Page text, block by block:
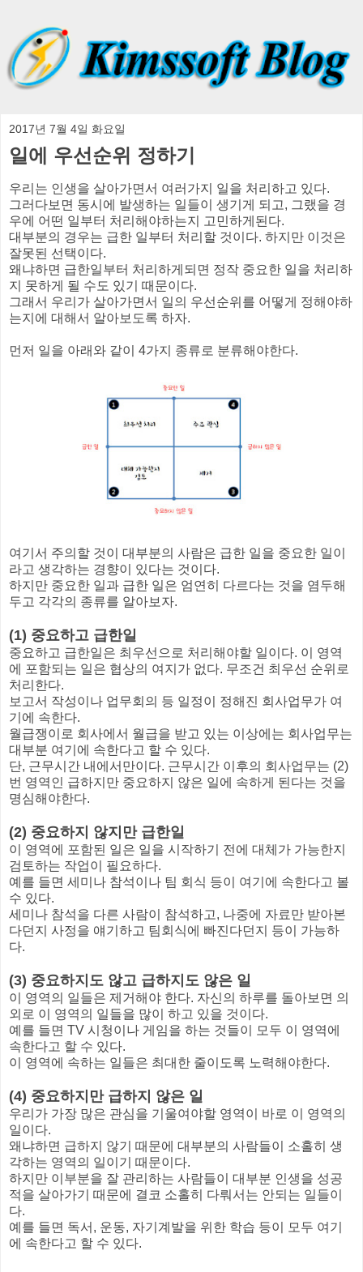
2017년 7월 4일 화요일
일에 우선순위 정하기
우리는 인생을 살아가면서 여러가지 일을 처리하고 있다.
그러다보면 동시에 발생하는 일들이 생기게 되고, 그랬을 경
우에 어떤 일부터 처리해야하는지 고민하게된다.
대부분의 경우는 급한 일부터 처리할 것이다. 하지만 이것은
잘못된 선택이다.
왜냐하면 급한일부터 처리하게되면 정작 중요한 일을 처리하
지 못하게 될 수도 있기 때문이다.
그래서 우리가 살아가면서 일의 우선순위를 어떻게 정해야하
는지에 대해서 알아보도록 하자.
먼저 일을 아래와 같이 4가지 종류로 분류해야한다.
여기서 주의할 것이 대부분의 사람은 급한 일을 중요한 일이
라고 생각하는 경향이 있다는 것이다.
하지만 중요한 일과 급한 일은 엄연히 다르다는 것을 염두해
두고 각각의 종류를 알아보자.
(1) 중요하고 급한일
중요하고 급한일은 최우선으로 처리해야할 일이다. 이 영역
에 포함되는 일은 협상의 여지가 없다. 무조건 최우선 순위로
처리한다.
보고서 작성이나 업무회의 등 일정이 정해진 회사업무가 여
기에 속한다.
월급쟁이로 회사에서 월급을 받고 있는 이상에는 회사업무는
대부분 여기에 속한다고 할 수 있다.
단, 근무시간 내에서만이다. 근무시간 이후의 회사업무는 (2)
번 영역인 급하지만 중요하지 않은 일에 속하게 된다는 것을
명심해야한다.
(2) 중요하지 않지만 급한일
이 영역에 포함된 일은 일을 시작하기 전에 대체가 가능한지
검토하는 작업이 필요하다.
예를 들면 세미나 참석이나 팀 회식 등이 여기에 속한다고 볼
수 있다.
세미나 참석을 다른 사람이 참석하고, 나중에 자료만 받아본
다던지 사정을 얘기하고 팀회식에 빠진다던지 등이 가능하
다.
(3) 중요하지도 않고 급하지도 않은 일
이 영역의 일들은 제거해야 한다. 자신의 하루를 돌아보면 의
외로 이 영역의 일들을 많이 하고 있을 것이다.
예를 들면 TV 시청이나 게임을 하는 것들이 모두 이 영역에
속한다고 할 수 있다.
이 영역에 속하는 일들은 최대한 줄이도록 노력해야한다.
(4) 중요하지만 급하지 않은 일
우리가 가장 많은 관심을 기울여야할 영역이 바로 이 영역의
일이다.
왜냐하면 급하지 않기 때문에 대부분의 사람들이 소홀히 생
각하는 영역의 일이기 때문이다.
하지만 이부분을 잘 관리하는 사람들이 대부분 인생을 성공
적을 살아가기 때문에 결코 소홀히 다뤄서는 안되는 일들이
다.
예를 들면 독서, 운동, 자기계발을 위한 학습 등이 모두 여기
에 속한다고 할 수 있다.